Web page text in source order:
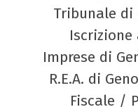
Tribunale di
Imprese di
R.E.A. di
Fiscale /